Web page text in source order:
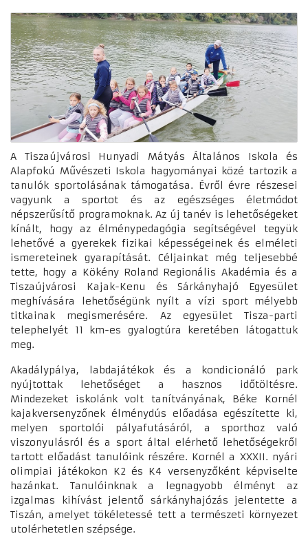
A Tiszaújvárosi Hunyadi Mátyás Általános Iskola és
Alapfokú Művészeti Iskola hagyományai közé tartozik a
tanulók sportolásának támogatása. Évről évre részesei
vagyunk a sportot és az egészséges életmódot
népszerűsítő programoknak. Az új tanév is lehetőségeket
kínált, hogy az élménypedagógia segítségével tegyük
lehetővé a gyerekek fizikai képességeinek és elméleti
ismereteinek gyarapítását. Céljainkat még teljesebbé
tette, hogy a Kökény Roland Regionális Akadémia és a
Tiszaújvárosi Kajak-Kenu és Sárkányhajó Egyesület
meghívására lehetőségünk nyílt a vízi sport mélyebb
titkainak megismerésére. Az egyesület Tisza-parti
telephelyét 11 km-es gyalogtúra keretében látogattuk
meg.
Akadálypálya, labdajátékok és a kondicionáló park
nyújtottak lehetőséget a hasznos időtöltésre.
Mindezeket iskolánk volt tanítványának, Béke Kornél
kajakversenyzőnek élménydús előadása egészítette ki,
melyen sportolói pályafutásáról, a sporthoz való
viszonyulásról és a sport által elérhető lehetőségekről
tartott előadást tanulóink részére. Kornél a XXXII. nyári
olimpiai játékokon K2 és K4 versenyzőként képviselte
hazánkat. Tanulóinknak a legnagyobb élményt az
izgalmas kihívást jelentő sárkányhajózás jelentette a
Tiszán, amelyet tökéletessé tett a természeti környezet
utolérhetetlen szépsége.